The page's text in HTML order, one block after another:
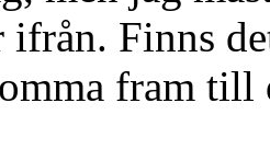
ifrån. Finns
fram till